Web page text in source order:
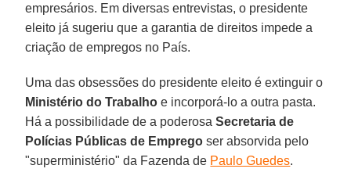
empresários. Em diversas entrevistas, o presidente
eleito já sugeriu que a garantia de direitos impede a
criação de empregos no País.
Uma das obsessões do presidente eleito é extinguir o
Ministério do Trabalho e incorporá-lo a outra pasta.
Há a possibilidade de a poderosaSecretaria de
Polícias Públicas de Emprego ser absorvida pelo
"superministério" da Fazenda de Paulo Guedes.